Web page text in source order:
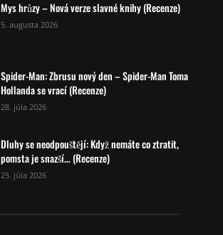
Mys hrůzy – Nová verze slavné knihy (Recenze)
5. augusta 2026
Spider-Man: Zbrusu nový den – Spider-Man Toma
Hollanda se vrací (Recenze)
28. júla 2026
Dluhy se neodpouštějí: Když nemáte co ztratit,
pomsta je snazší… (Recenze)
25. júla 2026